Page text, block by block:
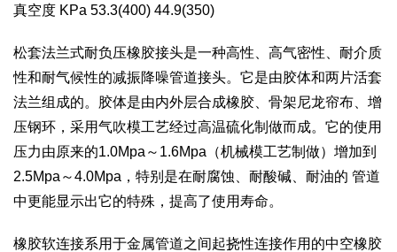
真空度 KPa 53.3(400) 44.9(350)
松套法兰式耐负压橡胶接头是一种高性、高气密性、耐介质
性和耐气候性的减振降噪管道接头。它是由胶体和两片活套
法兰组成的。胶体是由内外层合成橡胶、骨架尼龙帘布、增
压钢环，采用气吹模工艺经过高温硫化制做而成。它的使用
压力由原来的1.0Mpa～1.6Mpa（机械模工艺制做）增加到
2.5Mpa～4.0Mpa，特别是在耐腐蚀、耐酸碱、耐油的 管道
中更能显示出它的特殊，提高了使用寿命。
橡胶软连接系用于金属管道之间起挠性连接作用的中空橡胶